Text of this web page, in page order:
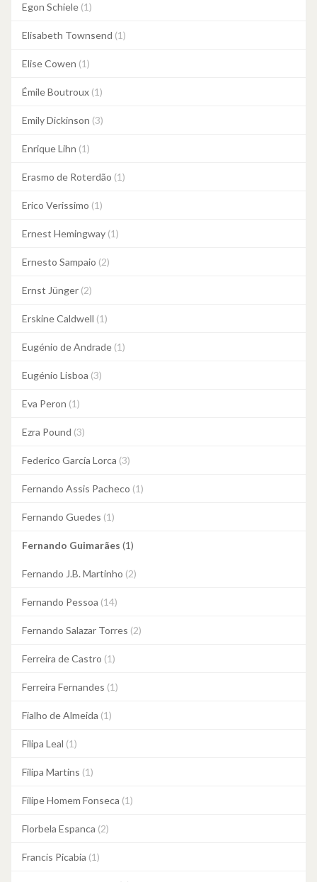
Egon Schiele (1)
Elisabeth Townsend (1)
Elise Cowen (1)
Émile Boutroux (1)
Emily Dickinson (3)
Enrique Lihn (1)
Erasmo de Roterdão (1)
Erico Verissimo (1)
Ernest Hemingway (1)
Ernesto Sampaio (2)
Ernst Jünger (2)
Erskine Caldwell (1)
Eugénio de Andrade (1)
Eugénio Lisboa (3)
Eva Peron (1)
Ezra Pound (3)
Federico García Lorca (3)
Fernando Assis Pacheco (1)
Fernando Guedes (1)
Fernando Guimarães (1)
Fernando J.B. Martinho (2)
Fernando Pessoa (14)
Fernando Salazar Torres (2)
Ferreira de Castro (1)
Ferreira Fernandes (1)
Fialho de Almeida (1)
Filipa Leal (1)
Filipa Martins (1)
Filipe Homem Fonseca (1)
Florbela Espanca (2)
Francis Picabia (1)